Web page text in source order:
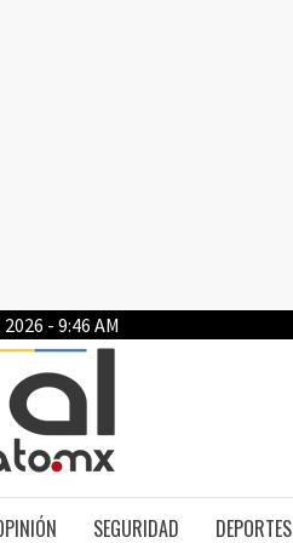
- 9:46 AM
SEGURIDAD DEPORTES